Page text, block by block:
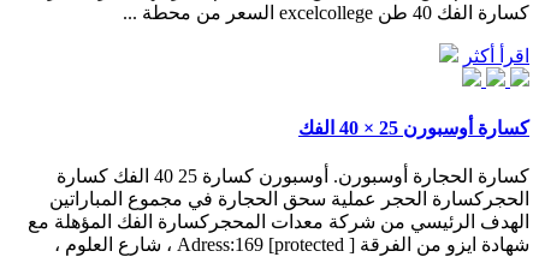
كسارة الفك 40 طن excelcollege السعر من محطة ...
اقرأ أكثر
كسارة أوسبورن 25 × 40 الفك
كسارة الحجارة أوسبورن. أوسبورن كسارة 25 40 الفك كسارة
الحجركسارة الحجر عملية سحق الحجارة في مجموع المباراتين
الهدف الرئيسي من شركة معدات المحجركسارة الفك المؤهلة مع
شهادة ايزو من الفرقة [ protected] Adress:169 ، شارع العلوم ،